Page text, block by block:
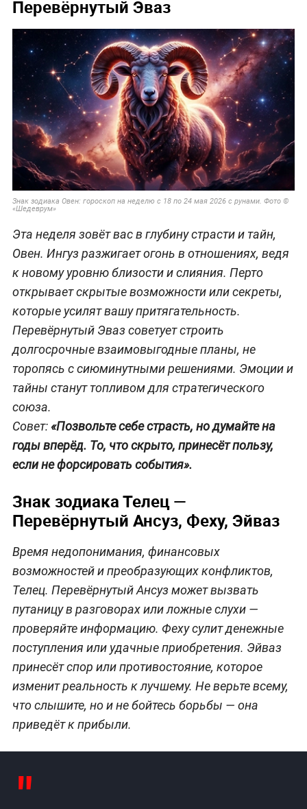
Перевёрнутый Эваз
Знак зодиака Овен: гороскоп на неделю с 18 по 24 мая 2026 с рунами. Фото ©
«Шедеврум»
Эта неделя зовёт вас в глубину страсти и тайн,
Овен. Ингуз разжигает огонь в отношениях, ведя
к новому уровню близости и слияния. Перто
открывает скрытые возможности или секреты,
которые усилят вашу притягательность.
Перевёрнутый Эваз советует строить
долгосрочные взаимовыгодные планы, не
торопясь с сиюминутными решениями. Эмоции и
тайны станут топливом для стратегического
союза.
Совет:«Позвольте себе страсть, но думайте на
годы вперёд. То, что скрыто, принесёт пользу,
если не форсировать события».
Знак зодиака Телец —
Перевёрнутый Ансуз, Феху, Эйваз
Время недопонимания, финансовых
возможностей и преобразующих конфликтов,
Телец. Перевёрнутый Ансуз может вызвать
путаницу в разговорах или ложные слухи —
проверяйте информацию. Феху сулит денежные
поступления или удачные приобретения. Эйваз
принесёт спор или противостояние, которое
изменит реальность к лучшему. Не верьте всему,
что слышите, но и не бойтесь борьбы — она
приведёт к прибыли.